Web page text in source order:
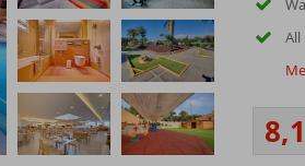
All
8,1